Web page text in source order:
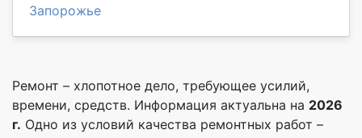
Запорожье
Ремонт – хлопотное дело, требующее усилий,
времени, средств. Информация актуальна на 2026
г. Одно из условий качества ремонтных работ –